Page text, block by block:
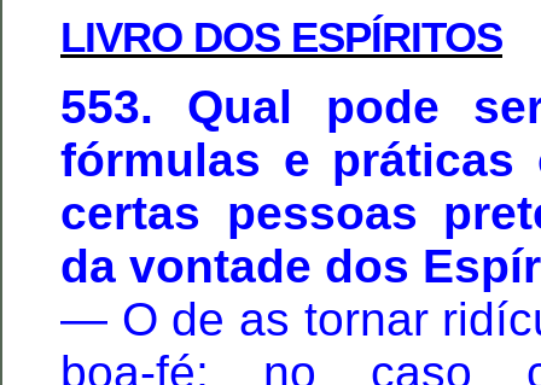
LIVRO DOS ESPÍRITOS
553. Qual pode
fórmulas e práticas
certas pessoas
da vontade dos
— O de as tornar
boa-fé; no caso